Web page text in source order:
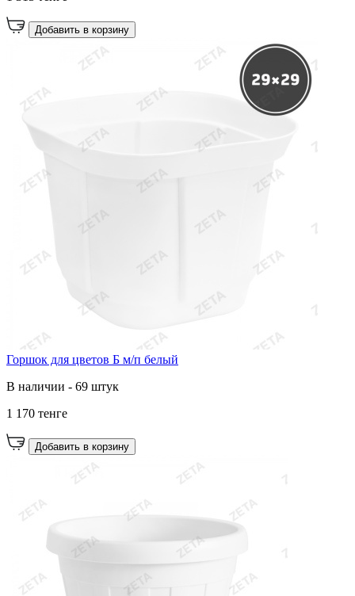
Добавить в корзину
Горшок для цветов Б м/п белый
В наличии - 69 штук
1 170 тенге
Добавить в корзину